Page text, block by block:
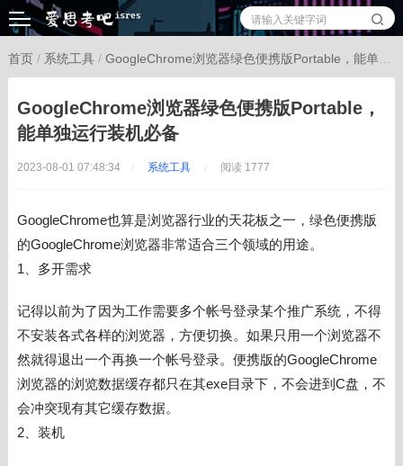
首页/ 系统工具/ GoogleChrome浏览器绿色便携版Portable，能单独运行装机必备
GoogleChrome浏览器绿色便携版Portable，
能单独运行装机必备
2023-08-01 07:48:34 系统工具 阅读 1777
GoogleChrome也算是浏览器行业的天花板之一，绿色便携版
的GoogleChrome浏览器非常适合三个领域的用途。
1、多开需求
记得以前为了因为工作需要多个帐号登录某个推广系统，不得
不安装各式各样的浏览器，方便切换。如果只用一个浏览器不
然就得退出一个再换一个帐号登录。 便携版的GoogleChrome
浏览器的浏览数据缓存都只在其exe目录下，不会进到C盘，不
会冲突现有其它缓存数据。
2、装机